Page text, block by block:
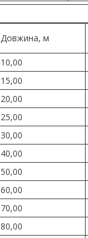
Довжина, м
10,00
15,00
20,00
25,00
30,00
40,00
50,00
60,00
70,00
80,00